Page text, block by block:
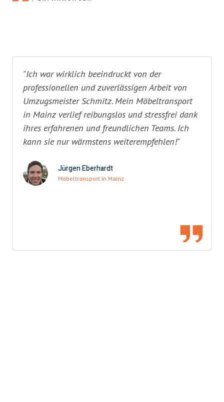
"Ich war wirklich beeindruckt von der
professionellen und zuverlässigen Arbeit von
Umzugsmeister Schmitz. Mein Möbeltransport
in Mainz verlief reibungslos und stressfrei dank
ihres erfahrenen und freundlichen Teams. Ich
kann sie nur wärmstens weiterempfehlen!"
Jürgen Eberhardt
Möbeltransport in Mainz